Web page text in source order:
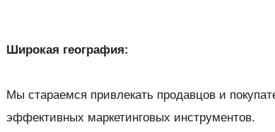
Широкая география:
Мы стараемся привлекать продавцов и
эффективных маркетинговых инструментов.